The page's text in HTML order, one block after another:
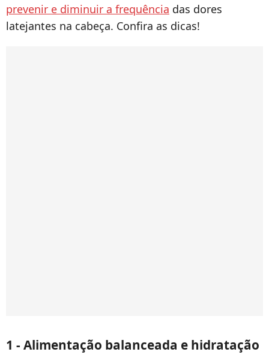
prevenir e diminuir a frequência das dores
latejantes na cabeça. Confira as dicas!
1 - Alimentação balanceada e hidratação